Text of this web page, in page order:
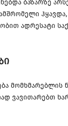
ბაზარზე
ადრესატი
მომხმარებლის
ვავითარებთ